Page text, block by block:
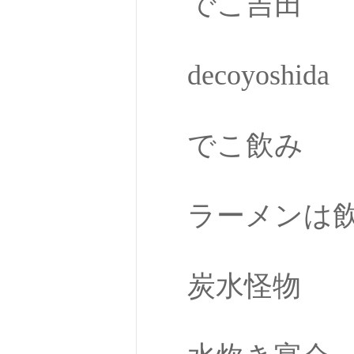
decoyoshida
でこ飲み
ラーメンは
炭水怪物